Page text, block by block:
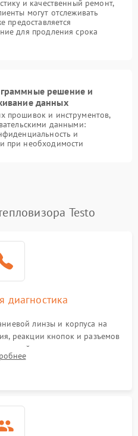
и качественный ремонт,
могут отслеживать
предоставляется
для продления срока
решение и
данных
прошивок и инструментов,
данными:
и
при необходимости
Testo
диагностика
линзы и корпуса на
реакции кнопок и разъемов
сигнатуры на экран,
и считывание системных